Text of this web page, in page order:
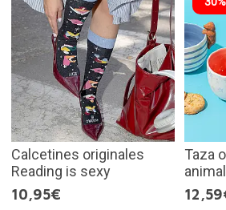
Calcetines originales
Reading is sexy
10,95€
Taza